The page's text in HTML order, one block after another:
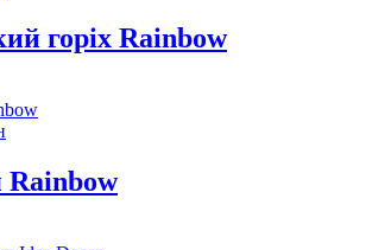
горіх Rainbow